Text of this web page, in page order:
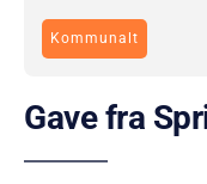
Kommunalt
Gave fra